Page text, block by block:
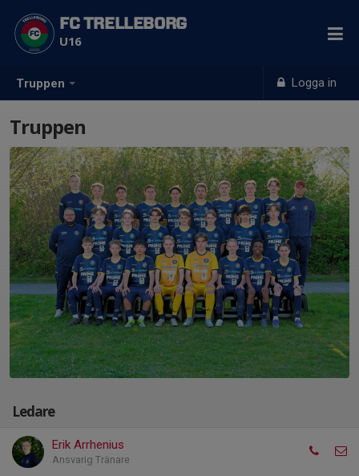
Truppen Logga in
FC TRELLEBORG
U16
Truppen
Ledare
Erik Arrhenius
Ansvarig Tränare